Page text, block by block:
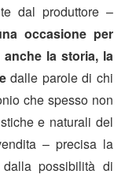
dal produttore –
occasione per
la storia, la
dalle parole di chi
che spesso non
e naturali del
– precisa la
possibilità di